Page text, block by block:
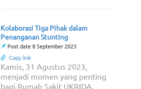
Kolaborasi Tiga Pihak dalam
Penanganan Stunting
Post date 8 September 2023
Copy link
Kamis, 31 Agustus 2023,
menjadi momen yang penting
bagi Rumah Sakit UKRIDA,